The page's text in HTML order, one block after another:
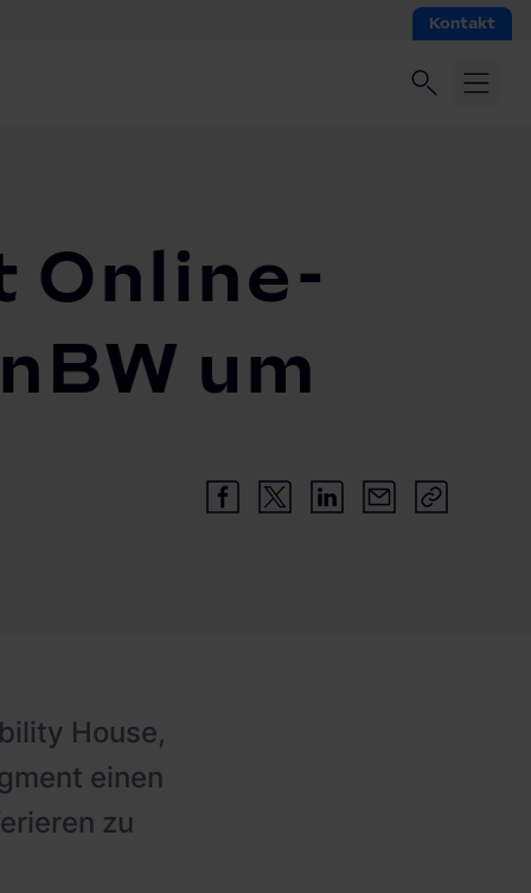
Kontakt
Online-
um
House,
einen
zu